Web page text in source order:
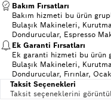
Bakım Fırsatları
Bakım hizmeti bu ürün
Bulaşık Makineleri,
Dondurucular, Espresso
Ek Garanti Fırsatları
Ek garanti hizmeti bu ürün
Bulaşık Makineleri,
Dondurucular, Fırınlar,
Taksit Seçenekleri
Taksit seçeneklerini